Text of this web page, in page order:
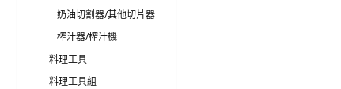
奶油切割器/其他切片器
榨汁器/榨汁機
料理工具
料理工具組